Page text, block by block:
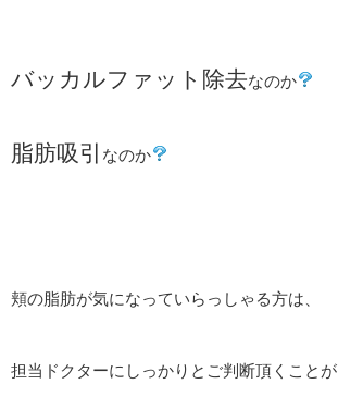
バッカルファット除去なのか
脂肪吸引 なのか
頬の脂肪が気になっていらっしゃる方は、
担当ドクターにしっかりとご判断頂くことが